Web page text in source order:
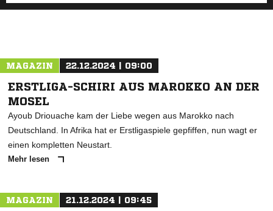
MAGAZIN 22.12.2024 | 09:00
ERSTLIGA-SCHIRI AUS MAROKKO AN DER
MOSEL
Ayoub Driouache kam der Liebe wegen aus Marokko nach
Deutschland. In Afrika hat er Erstligaspiele gepfiffen, nun wagt er
einen kompletten Neustart.
Mehr lesen
MAGAZIN 21.12.2024 | 09:45